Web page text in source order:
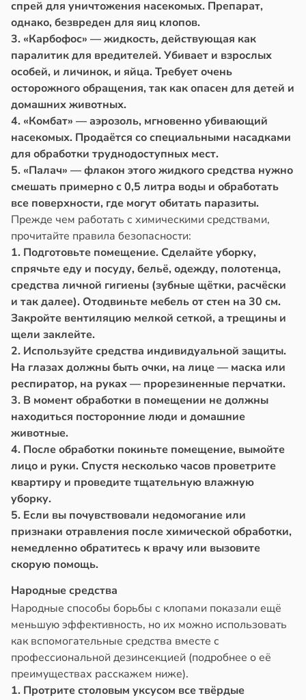
спрей для уничтожения насекомых. Препарат,
однако, безвреден для яиц клопов.
3. «Карбофос» — жидкость, действующая как
паралитик для вредителей. Убивает и взрослых
особей, и личинок, и яйца. Требует очень
осторожного обращения, так как опасен для детей и
домашних животных.
4. «Комбат» — аэрозоль, мгновенно убивающий
насекомых. Продаётся со специальными насадками
для обработки труднодоступных мест.
5. «Палач» — флакон этого жидкого средства нужно
смешать примерно с 0,5 литра воды и обработать
все поверхности, где могут обитать паразиты.
Прежде чем работать с химическими средствами,
прочитайте правила безопасности:
1. Подготовьте помещение. Сделайте уборку,
спрячьте еду и посуду, бельё, одежду, полотенца,
средства личной гигиены (зубные щётки, расчёски
и так далее). Отодвиньте мебель от стен на 30 см.
Закройте вентиляцию мелкой сеткой, а трещины и
щели заклейте.
2. Используйте средства индивидуальной защиты.
На глазах должны быть очки, на лице — маска или
респиратор, на руках — прорезиненные перчатки.
3. В момент обработки в помещении не должны
находиться посторонние люди и домашние
животные.
4. После обработки покиньте помещение, вымойте
лицо и руки. Спустя несколько часов проветрите
квартиру и проведите тщательную влажную
уборку.
5. Если вы почувствовали недомогание или
признаки отравления после химической обработки,
немедленно обратитесь к врачу или вызовите
скорую помощь.
Народные средства
Народные способы борьбы с клопами показали ещё
меньшую эффективность, но их можно использовать
как вспомогательные средства вместе с
профессиональной дезинсекцией (подробнее о её
преимуществах расскажем ниже).
1. Протрите столовым уксусом все твёрдые